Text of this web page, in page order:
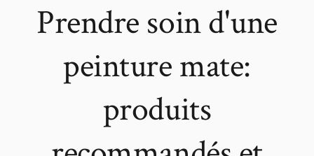
Prendre soin d'une
peinture mate:
produits